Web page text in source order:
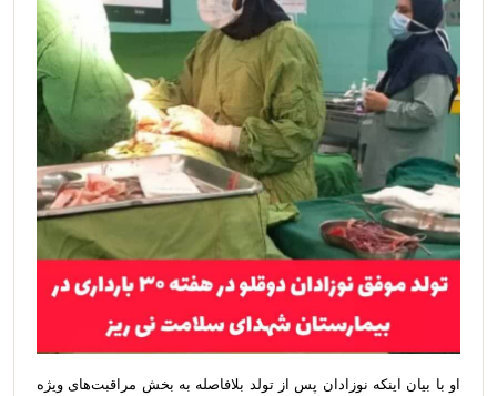
او با بیان اینکه نوزادان پس از تولد بلافاصله به بخش مراقبت‌های ویژه